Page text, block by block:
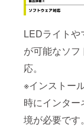
LEDライトや
が可能なソ
応。
※インストー
時にインター
境が必要です。